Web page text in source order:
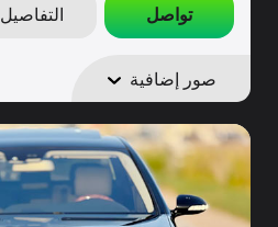
تواصل التفاصيل
صور إضافية